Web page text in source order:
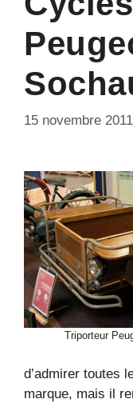
15 novembre 2011
Triporteur
d’admirer toutes
marque, mais il